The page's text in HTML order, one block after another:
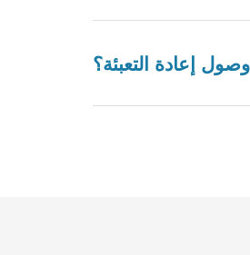
إعادة التعبئة؟